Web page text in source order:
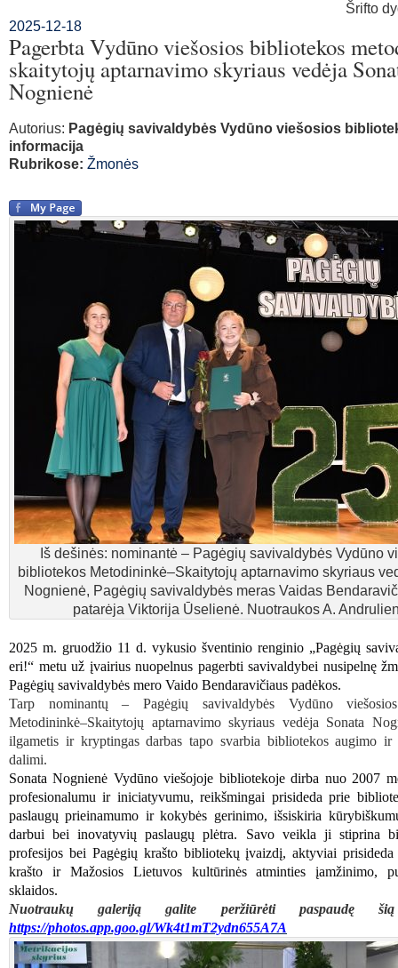
Šrifto
2025-12-18
Pagerbta Vydūno viešosios bibliotekos
skaitytojų aptarnavimo skyriaus vedėja
Nognienė
Autorius: Pagėgių savivaldybės Vydūno viešosios
informacija
Rubrikose: Žmonės
Iš dešinės: nominantė – Pagėgių savivaldybės Vydūno
bibliotekos Metodininkė–Skaitytojų aptarnavimo skyriaus
Nognienė, Pagėgių savivaldybės meras Vaidas
patarėja Viktorija Ūselienė. Nuotraukos A.
2025 m. gruodžio 11 d. vykusio šventinio renginio „Pagėgių
eri!“ metu už įvairius nuopelnus pagerbti savivaldybei nusipelnę
Pagėgių savivaldybės mero Vaido Bendaravičiaus padėkos.
Tarp nominantų – Pagėgių savivaldybės Vydūno
Metodininkė–Skaitytojų aptarnavimo skyriaus vedėja Sonata
ilgametis ir kryptingas darbas tapo svarbia bibliotekos augimo ir
dalimi.
Sonata Nognienė Vydūno viešojoje bibliotekoje dirba nuo 2007
profesionalumu ir iniciatyvumu, reikšmingai prisideda prie
paslaugų prieinamumo ir kokybės gerinimo, išsiskiria
darbui bei inovatyvių paslaugų plėtra. Savo veikla ji stiprina
profesijos bei Pagėgių krašto bibliotekų įvaizdį, aktyviai prisideda
krašto ir Mažosios Lietuvos kultūrinės atminties įamžinimo,
sklaidos.
Nuotraukų galeriją galite peržiūrėti paspaudę
https://photos.app.goo.gl/Wk4t1mT2ydn655A7A